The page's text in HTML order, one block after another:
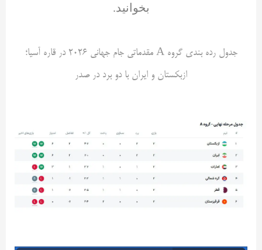
بخوانید.
جدول رده بندی گروه A مقدماتی جام جهانی 2026 در قاره آسیا؛
ازبکستان و ایران با دو برد در صدر